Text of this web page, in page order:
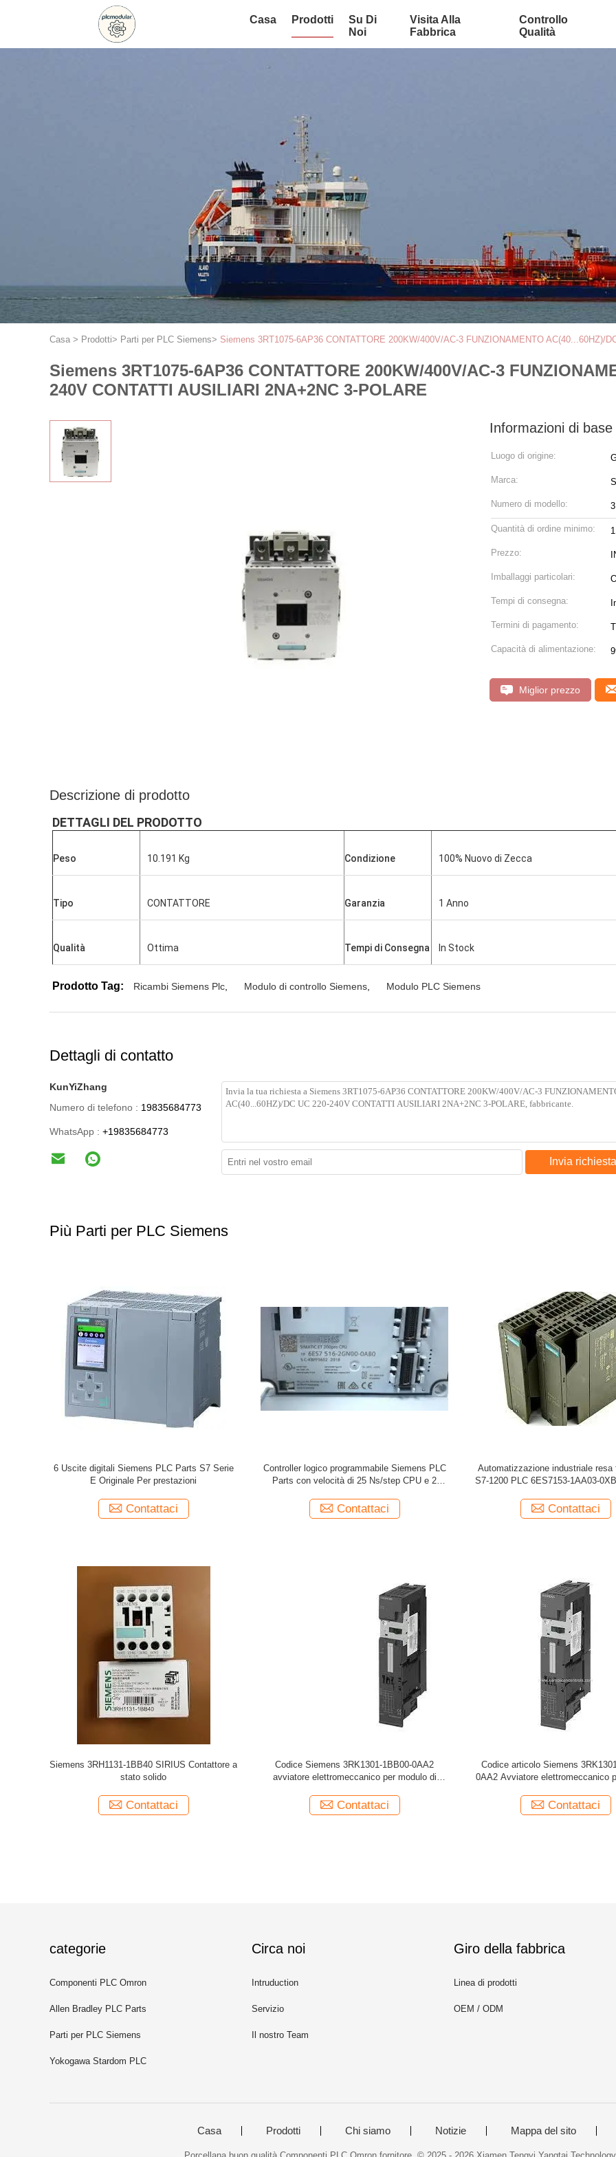
Casa Prodotti
Su Di
Noi
Visita Alla
Fabbrica
Controllo
Qualità
Casa > Prodotti> Parti per PLC Siemens> Siemens 3RT1075-6AP36 CONTATTORE 200KW/400V/AC-3 FUNZIONAMENTO AC(40...60HZ)/
Siemens 3RT1075-6AP36 CONTATTORE 200KW/400V/AC-3
240V CONTATTI AUSILIARI 2NA+2NC 3-POLARE
Informazioni di base
Luogo di origine:
Marca:
Numero di modello:
Quantità di ordine minimo: 1
Prezzo:
Imballaggi particolari:
Tempi di consegna:
Termini di pagamento:
Capacità di alimentazione:
Miglior prezzo
Descrizione di prodotto
DETTAGLI DEL PRODOTTO
Peso 10.191 Kg Condizione 100% Nuovo di Zecca
Tipo CONTATTORE Garanzia 1 Anno
Qualità Ottima Tempi di Consegna In Stock
Prodotto Tag: Ricambi Siemens Plc Modulo di controllo Siemens Modulo PLC Siemens
Dettagli di contatto
KunYiZhang
Numero di telefono : 19835684773
WhatsApp : +19835684773
Invia richiesta
Più Parti per PLC Siemens
6 Uscite digitali Siemens PLC Parts S7 Serie
E Originale Per prestazioni
Contattaci
Controller logico programmabile Siemens PLC
Parts con velocità di 25 Ns/step CPU e 2
Contattaci
Automatizzazione industriale resa
S7-1200 PLC 6ES7153-1AA03-
Contattaci
Siemens 3RH1131-1BB40 SIRIUS Contattore a
stato solido
Contattaci
Codice Siemens 3RK1301-1BB00-0AA2
avviatore elettromeccanico per modulo di
Contattaci
Codice articolo Siemens
0AA2 Avviatore elettromeccanico
Contattaci
categorie
Componenti PLC Omron
Allen Bradley PLC Parts
Parti per PLC Siemens
Yokogawa Stardom PLC
Circa noi
Intruduction
Servizio
Il nostro Team
Giro della fabbrica
Linea di prodotti
OEM / ODM
Casa Prodotti Chi siamo Notizie Mappa del sito